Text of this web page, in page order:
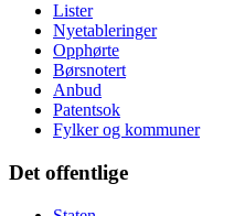
Lister
Nyetableringer
Opphørte
Børsnotert
Anbud
Patentsok
Fylker og kommuner
Det offentlige